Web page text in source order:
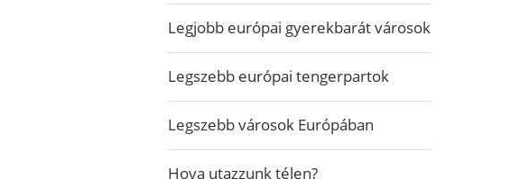
Legjobb európai gyerekbarát városok
Legszebb európai tengerpartok
Legszebb városok Európában
Hova utazzunk télen?